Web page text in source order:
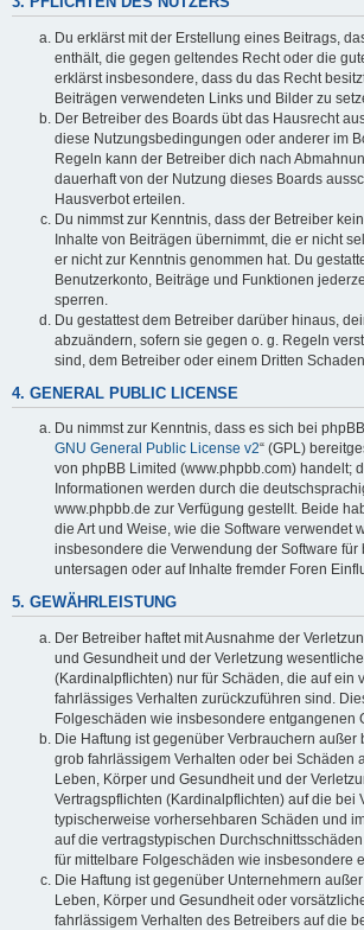
Du erklärst mit der Erstellung eines Beitrags,
enthält, die gegen geltendes Recht oder die
erklärst insbesondere, dass du das Recht
Beiträgen verwendeten Links und Bilder zu
Der Betreiber des Boards übt das Hausrecht
diese Nutzungsbedingungen oder anderer im
Regeln kann der Betreiber dich nach
dauerhaft von der Nutzung dieses Boards
Hausverbot erteilen.
Du nimmst zur Kenntnis, dass der Betreiber
Inhalte von Beiträgen übernimmt, die er nicht
er nicht zur Kenntnis genommen hat. Du
Benutzerkonto, Beiträge und Funktionen
sperren.
Du gestattest dem Betreiber darüber hinaus,
abzuändern, sofern sie gegen o. g. Regeln
sind, dem Betreiber oder einem Dritten
4. GENERAL PUBLIC LICENSE
Du nimmst zur Kenntnis, dass es sich bei
GNU General Public License v2“ (GPL)
von phpBB Limited (www.phpbb.com) handelt;
Informationen werden durch die
www.phpbb.de zur Verfügung gestellt. Beide
die Art und Weise, wie die Software verwendet
insbesondere die Verwendung der Software für
untersagen oder auf Inhalte fremder Foren
5. GEWÄHRLEISTUNG
Der Betreiber haftet mit Ausnahme der
und Gesundheit und der Verletzung
(Kardinalpflichten) nur für Schäden, die auf ein
fahrlässiges Verhalten zurückzuführen sind.
Folgeschäden wie insbesondere entgangenen
Die Haftung ist gegenüber Verbrauchern außer
grob fahrlässigem Verhalten oder bei Schäden
Leben, Körper und Gesundheit und der
Vertragspflichten (Kardinalpflichten) auf die bei
typischerweise vorhersehbaren Schäden und
auf die vertragstypischen
für mittelbare Folgeschäden wie insbesondere
Die Haftung ist gegenüber Unternehmern
Leben, Körper und Gesundheit oder
fahrlässigem Verhalten des Betreibers auf die